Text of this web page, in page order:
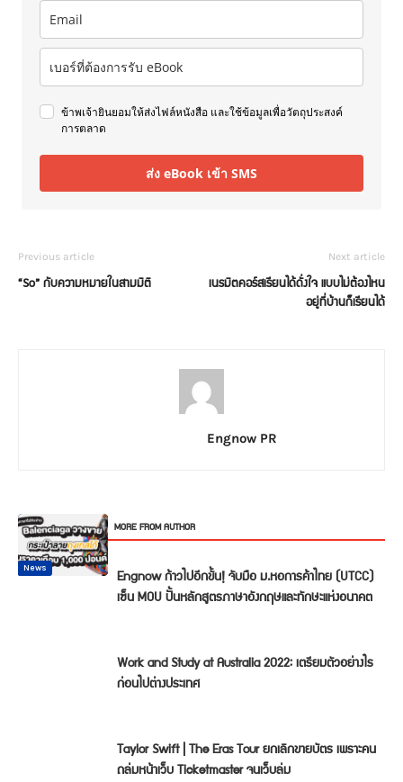
ข้าพเจ้ายินยอมให้ส่งไฟล์หนังสือ และใช้ข้อมูลเพื่อวัตถุประสงค์
การตลาด
ส่ง eBook เข้า SMS
Previous article
“So” กับความหมายในสามมิติ
Next article
เนรมิตคอร์สเรียนได้ดั่งใจ แบบไม่ต้องไหน
อยู่ที่บ้านก็เรียนได้
Engnow PR
RELATED ARTICLES MORE FROM AUTHOR
News
Engnow ก้าวไปอีกขั้น! จับมือ ม.หอการค้าไทย (UTCC)
เซ็น MOU ปั้นหลักสูตรภาษาอังกฤษและทักษะแห่งอนาคต
Cheer up
Work and Study at Australia 2022: เตรียมตัวอย่างไร
ก่อนไปต่างประเทศ
International
News
Taylor Swift | The Eras Tour ยกเลิกขายบัตร เพราะคน
ถล่มหน้าเว็บ Ticketmaster จนเว็บล่ม
News
News
News